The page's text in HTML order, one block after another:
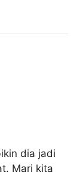
dia jadi
Mari kita